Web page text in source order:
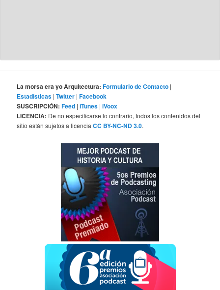
La morsa era yo Arquitectura: Formulario de Contacto |
Estadísticas |Twitter |Facebook
SUSCRIPCIÓN: Feed |iTunes |iVoox
LICENCIA: De no especificarse lo contrario, todos los contenidos del
sitio están sujetos a licenciaCC BY-NC-ND 3.0.